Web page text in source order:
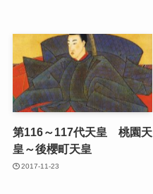
第116～117代天皇 桃園天
皇～後櫻町天皇
2017-11-23